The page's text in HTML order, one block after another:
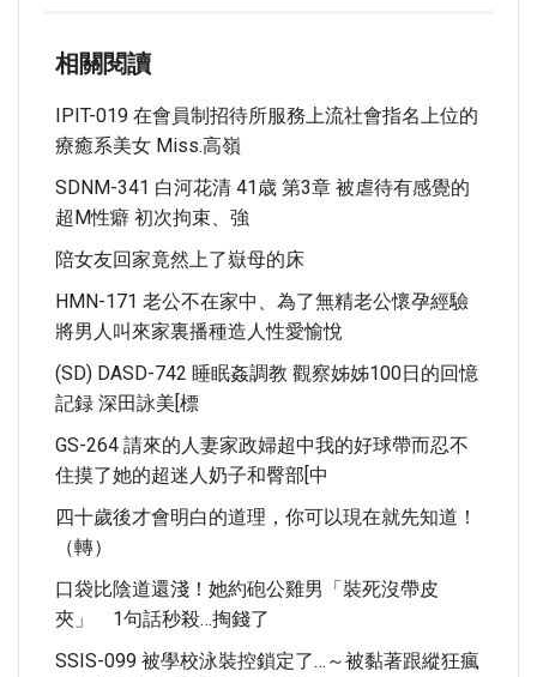
相關閱讀
IPIT-019 在會員制招待所服務上流社會指名上位的
療癒系美女 Miss.高嶺
SDNM-341 白河花清 41歳 第3章 被虐待有感覺的
超M性癖 初次拘束、強
陪女友回家竟然上了嶽母的床
HMN-171 老公不在家中、為了無精老公懷孕經驗
將男人叫來家裏播種造人性愛愉悅
(SD) DASD-742 睡眠姦調教 觀察姊姊100日的回憶
記録 深田詠美[標
GS-264 請來的人妻家政婦超中我的好球帶而忍不
住摸了她的超迷人奶子和臀部[中
四十歲後才會明白的道理，你可以現在就先知道！
（轉）
口袋比陰道還淺！她約砲公雞男「裝死沒帶皮
夾」 1句話秒殺…掏錢了
SSIS-099 被學校泳裝控鎖定了…～被黏著跟縱狂瘋